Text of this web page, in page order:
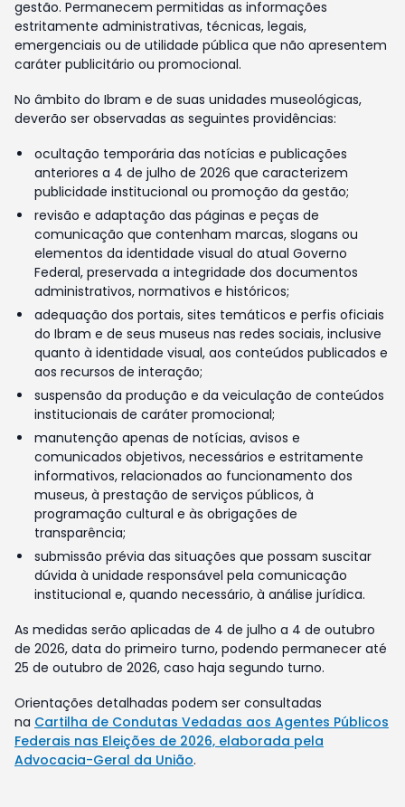
gestão. Permanecem permitidas as informações
estritamente administrativas, técnicas, legais,
emergenciais ou de utilidade pública que não apresentem
caráter publicitário ou promocional.
No âmbito do Ibram e de suas unidades museológicas,
deverão ser observadas as seguintes providências:
ocultação temporária das notícias e publicações
anteriores a 4 de julho de 2026 que caracterizem
publicidade institucional ou promoção da gestão;
revisão e adaptação das páginas e peças de
comunicação que contenham marcas, slogans ou
elementos da identidade visual do atual Governo
Federal, preservada a integridade dos documentos
administrativos, normativos e históricos;
adequação dos portais, sites temáticos e perfis oficiais
do Ibram e de seus museus nas redes sociais, inclusive
quanto à identidade visual, aos conteúdos publicados e
aos recursos de interação;
suspensão da produção e da veiculação de conteúdos
institucionais de caráter promocional;
manutenção apenas de notícias, avisos e
comunicados objetivos, necessários e estritamente
informativos, relacionados ao funcionamento dos
museus, à prestação de serviços públicos, à
programação cultural e às obrigações de
transparência;
submissão prévia das situações que possam suscitar
dúvida à unidade responsável pela comunicação
institucional e, quando necessário, à análise jurídica.
As medidas serão aplicadas de 4 de julho a 4 de outubro
de 2026, data do primeiro turno, podendo permanecer até
25 de outubro de 2026, caso haja segundo turno.
Orientações detalhadas podem ser consultadas
na Cartilha de Condutas Vedadas aos Agentes Públicos
Federais nas Eleições de 2026, elaborada pela
Advocacia-Geral da União.